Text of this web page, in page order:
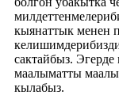
кыянаттык менен
сактайбыз.
маалыматты
кылабыз.